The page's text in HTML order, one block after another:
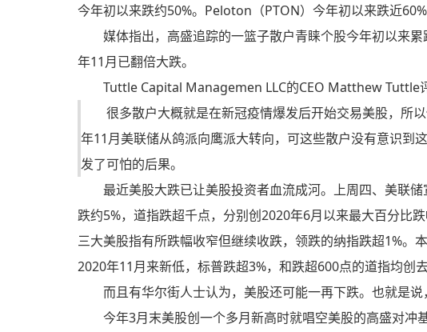
今年初以来跌约50%。Peloton（PTON）今年初以来跌近
媒体指出，高盛追踪的一篮子散户青睐个股今年初以来
年11月已翻倍大跌。
Tuttle Capital Managemen LLC的CEO Matthew Tuttle
很多散户大概就是在新冠疫情爆发后开始交易美股，所
年11月美联储从鸽派向鹰派大转向，可这些散户没有意识到
发了可怕的后果。
最近美股大跌已让美股投资者血流成河。上周四、美联
跌约5%，道指跌超千点，分别创2020年6月以来最大百分比
三大美股指有所跌幅收窄但继续收跌，领跌的纳指跌超1%。
2020年11月来新低，标普跌超3%，和跌超600点的道指均创
而且有华尔街人士认为，美股还可能一再下跌。也就是说
今年3月末美股创一个多月新高时就唱空美股的高盛对冲